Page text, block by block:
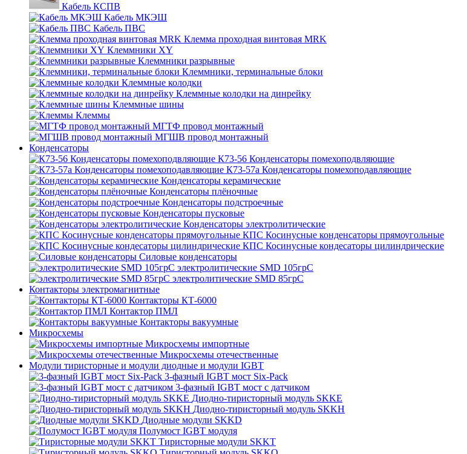
Кабель КСПВ
Кабель МКЭШ
Кабель ПВС
Клемма проходная винтовая MRK
Клеммники XY
Клеммники разрывные
Клеммники, терминальные блоки
Клеммные колодки
Клеммные колодки на динрейку
Клеммные шины
Клеммы
МГТФ провод монтажный
МГШВ провод монтажный
Конденсаторы
К73-56 Конденсаторы помехоподвляющие
К73-57а Конденсаторы помехоподавляющие
Конденсаторы керамические
Конденсаторы плёночные
Конденсаторы подстроечные
Конденсаторы пусковые
Конденсаторы электролитические
КПС Косинусные конденсаторы прямоугольные
КПС Косинусные кондесаторы цилиндрические
Силовые конденсаторы
электролитические SMD 105грС
электролитические SMD 85грС
Контакторы электромагнитные
Контакторы КТ-6000
Контактор ПМЛ
Контакторы вакуумные
Микросхемы
Микросхемы импортные
Микросхемы отечественные
Модули тиристорные и модули диодные и модули IGBT
3-фазный IGBT мост Six-Pack
3-фазный IGBT мост с датчиком
Диодно-тиристорный модуль SKKE
Диодно-тиристорный модуль SKKH
Диодные модули SKKD
Полумост IGBT модуля
Тиристорные модули SKKT